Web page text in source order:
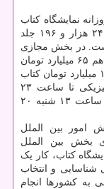
نمایشگاه کتاب
تهران، اظهار داشت: در بخش مجازی، حدود ۲۴۰ هزار و ۱۹۶ جلد
شده است. در بخش مجازی
نمایشگاه ۶۲ میلیارد تومان و در بخش حضوری هم ۶۵ میلیارد تومان
به فروش رفته است؛ بدین سبب در مجموع ۱۲۷ میلیارد تومان کتاب
به فروش رسیده است. این آمار در بخش فیزیکی تا ساعت ۲۳
جمعه ۱۹ اردیبهشت ماه و در بخش فیزیکی تا ساعت ۱۳ شنبه ۲۰
امور بین الملل
بخش بین الملل
کتاب، کار یک
و انتخاب
به کشورها انجام